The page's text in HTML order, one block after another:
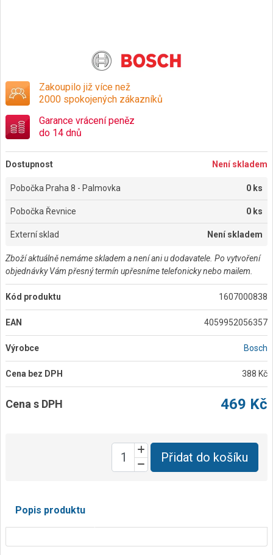
Zakoupilo již více než
2000 spokojených zákazníků
Garance vrácení peněz
do 14 dnů
Dostupnost Není skladem
Pobočka Praha 8 - Palmovka 0 ks
Pobočka Řevnice 0 ks
Externí sklad Není skladem
Zboží aktuálně nemáme skladem a není ani u dodavatele. Po vytvoření
objednávky Vám přesný termín upřesníme telefonicky nebo mailem.
Kód produktu 1607000838
EAN 4059952056357
Výrobce Bosch
Cena bez DPH 388 Kč
Cena s DPH 469 Kč
Přidat do košíku
Popis produktu